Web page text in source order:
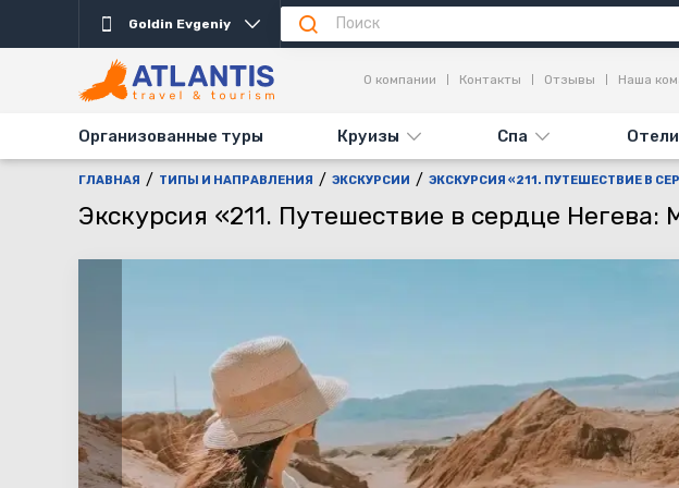
Goldin Evgeniy
Организованные туры Круизы Спа Отели
О компании Контакты Отзывы Наша
ГЛАВНАЯ ТИПЫ И НАПРАВЛЕНИЯ ЭКСКУРСИИ ЭКСКУРСИЯ «211. ПУТЕШЕСТВИЕ В
Экскурсия «211. Путешествие в сердце
Описание Важно Дни выезда Информация